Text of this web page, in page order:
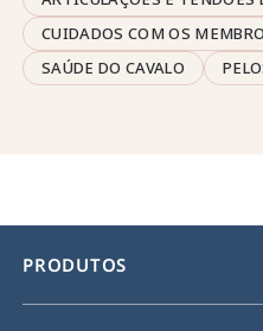
CUIDADOS COM OS
SAÚDE DO CAVALO
PRODUTOS